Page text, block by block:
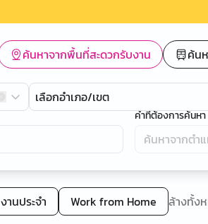
ค้นหาจากพื้นที่สะดวกรับงาน ค้น
เลือกอำเภอ/เขต
คำที่ต้องการค้นหา
งานประจำ Work from Home ล้างทั้ง